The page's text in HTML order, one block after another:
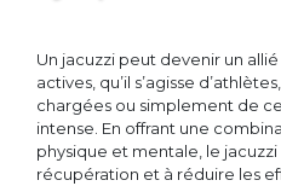
Un jacuzzi peut devenir un
actives, qu’il s’agisse
chargées ou simplement de
intense. En offrant une
physique et mentale, le
récupération et à réduire les